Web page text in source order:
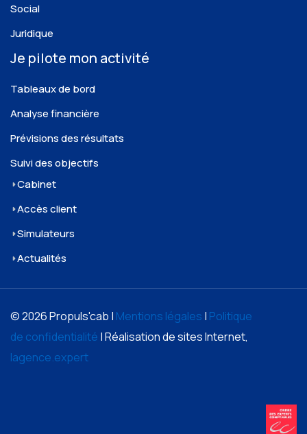
Social
Juridique
Je pilote mon activité
Tableaux de bord
Analyse financière
Prévisions des résultats
Suivi des objectifs
Cabinet
Accès client
Simulateurs
Actualités
© 2026 Propuls'cab | Mentions légales | Politique
de confidentialité | Réalisation de sites Internet,
lagence.expert